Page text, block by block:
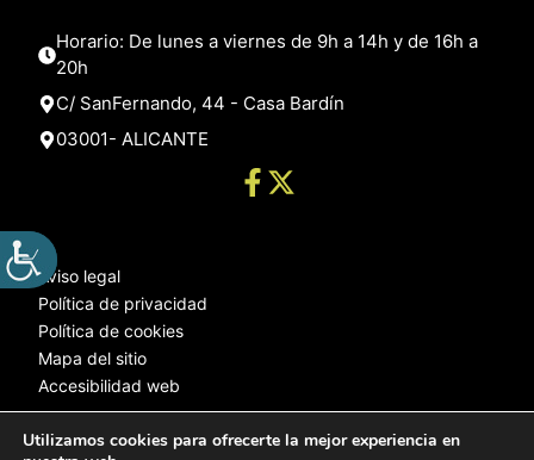
Horario: De lunes a viernes de 9h a 14h y de 16h a
20h
C/ SanFernando, 44 - Casa Bardín
03001- ALICANTE
Aviso legal
Política de privacidad
Política de cookies
Mapa del sitio
Accesibilidad web
Utilizamos cookies para ofrecerte la mejor experiencia en